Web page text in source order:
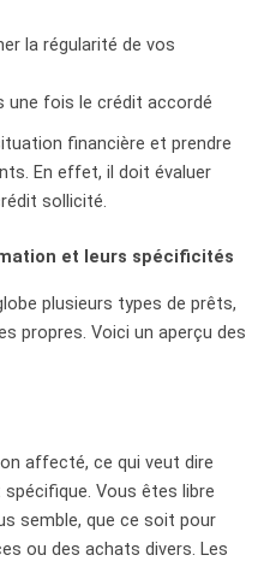
la régularité de vos
une fois le crédit accordé
financière et prendre
En effet, il doit évaluer
sollicité.
et leurs spécificités
plusieurs types de prêts,
propres. Voici un aperçu des
affecté, ce qui veut dire
spécifique. Vous êtes libre
semble, que ce soit pour
ou des achats divers. Les